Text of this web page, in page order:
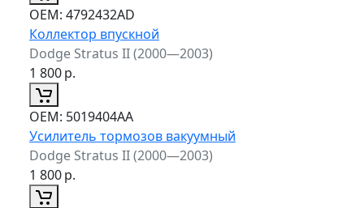
ОЕМ: 4792432AD
Коллектор впускной
Dodge Stratus II (2000—2003)
1 800р.
ОЕМ: 5019404AA
Усилитель тормозов вакуумный
Dodge Stratus II (2000—2003)
1 800р.